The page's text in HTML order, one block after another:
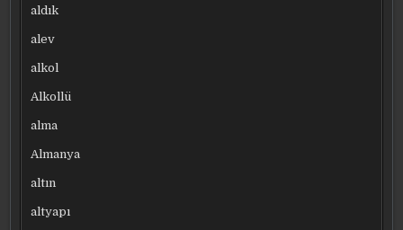
aldık
alev
alkol
Alkollü
alma
Almanya
altın
altyapı